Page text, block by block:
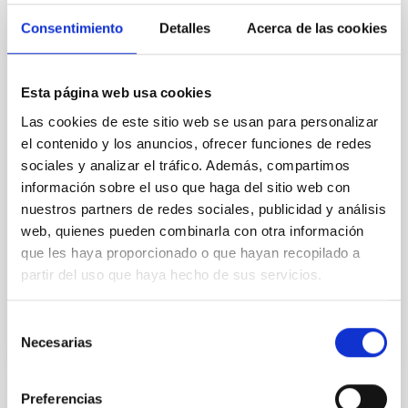
Consentimiento Detalles Acerca de las cookies
Esta página web usa cookies
Las cookies de este sitio web se usan para personalizar
el contenido y los anuncios, ofrecer funciones de redes
sociales y analizar el tráfico. Además, compartimos
información sobre el uso que haga del sitio web con
nuestros partners de redes sociales, publicidad y análisis
web, quienes pueden combinarla con otra información
que les haya proporcionado o que hayan recopilado a
partir del uso que haya hecho de sus servicios.
Necesarias
Preferencias
Core Scales
we expect to see alignments between the magnetic
cloud-scale magnetic field. A. Pandhi et al. showed
instead, however, that the orientation of cores and
their angular momentum vectors appear random
with respect to the larger-scale magnetic
Fecha de publicación: 5 2026
NÚMERO DE CITAS